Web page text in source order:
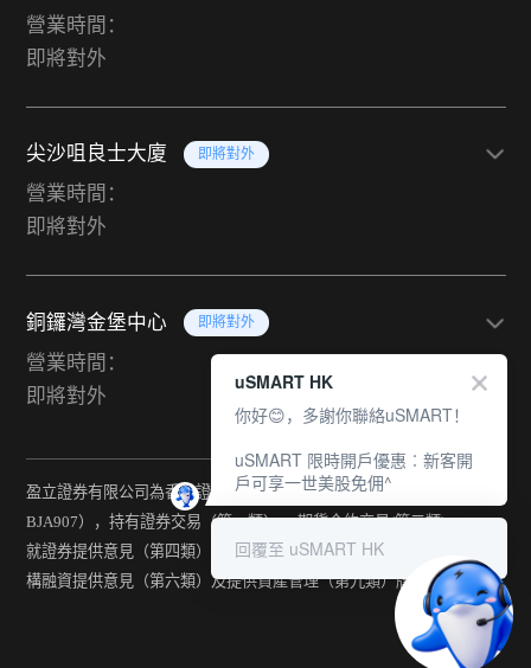
營業時間：
即將對外
尖沙咀良士大廈 即將對外
營業時間：
即將對外
銅鑼灣金堡中心 即將對外
營業時間：
即將對外
盈立證券有限公司為香港證監會持牌法團（中央編號：
BJA907），持有證券交易（第一類） 、期貨合約交易(第二類) 、
就證券提供意見（第四類） 、就期貨合約提供意見(第五類) 、就機
構融資提供意見（第六類）及提供資產管理（第九類）牌照。
uSMART HK
你好😊，多謝你聯絡uSMART！
uSMART 限時開戶優惠︰新客開
戶可享一世美股免佣^
回覆至 uSMART HK